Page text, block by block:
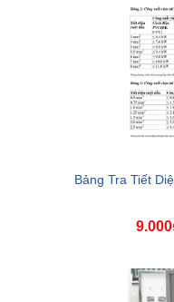
Bảng Tra Tiết